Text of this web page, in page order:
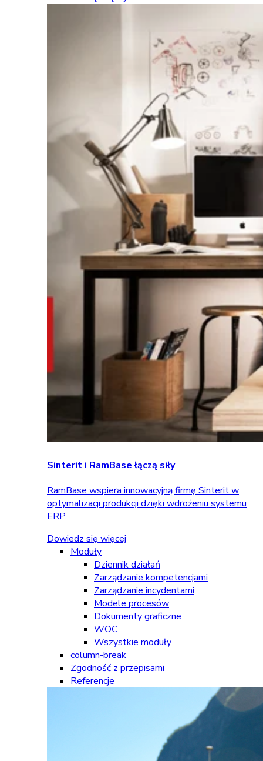
Sinterit i RamBase łączą siły
RamBase wspiera innowacyjną firmę Sinterit w
optymalizacji produkcji dzięki wdrożeniu systemu
ERP.
Dowiedz się więcej
Moduły
Dziennik działań
Zarządzanie kompetencjami
Zarządzanie incydentami
Modele procesów
Dokumenty graficzne
WOC
Wszystkie moduły
column-break
Zgodność z przepisami
Referencje